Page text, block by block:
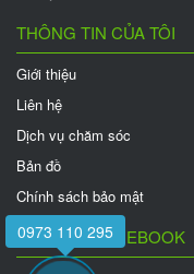
THÔNG TIN CỦA TÔI
Giới thiệu
Liên hệ
Dịch vụ chăm sóc
Bản đồ
Chính sách bảo mật
FANPAGE FACEBOOK
0973 110 295